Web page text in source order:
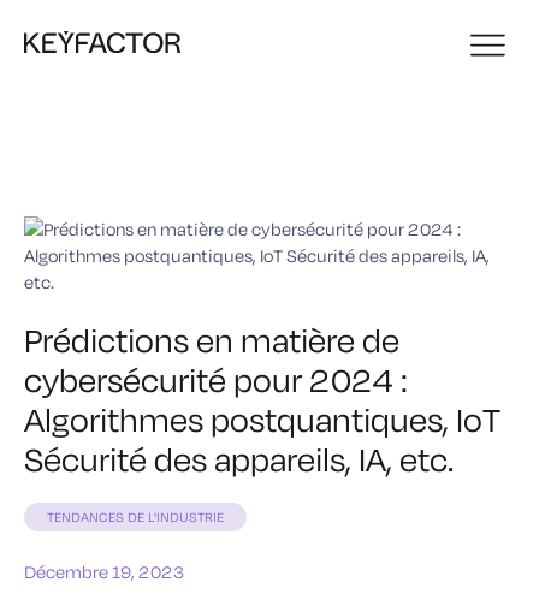
Prédictions en matière de
cybersécurité pour 2024 :
Algorithmes postquantiques, IoT
Sécurité des appareils, IA, etc.
TENDANCES DE L'INDUSTRIE
Décembre 19, 2023